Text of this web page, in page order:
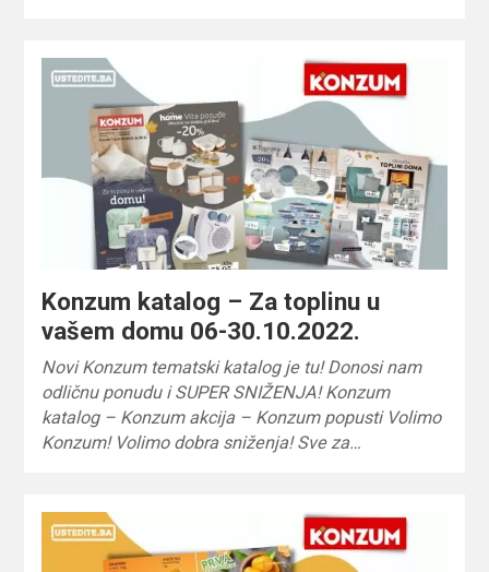
Konzum katalog – Za toplinu u
vašem domu 06-30.10.2022.
Novi Konzum tematski katalog je tu! Donosi nam
odličnu ponudu i SUPER SNIŽENJA! Konzum
katalog – Konzum akcija – Konzum popusti Volimo
Konzum! Volimo dobra sniženja! Sve za…